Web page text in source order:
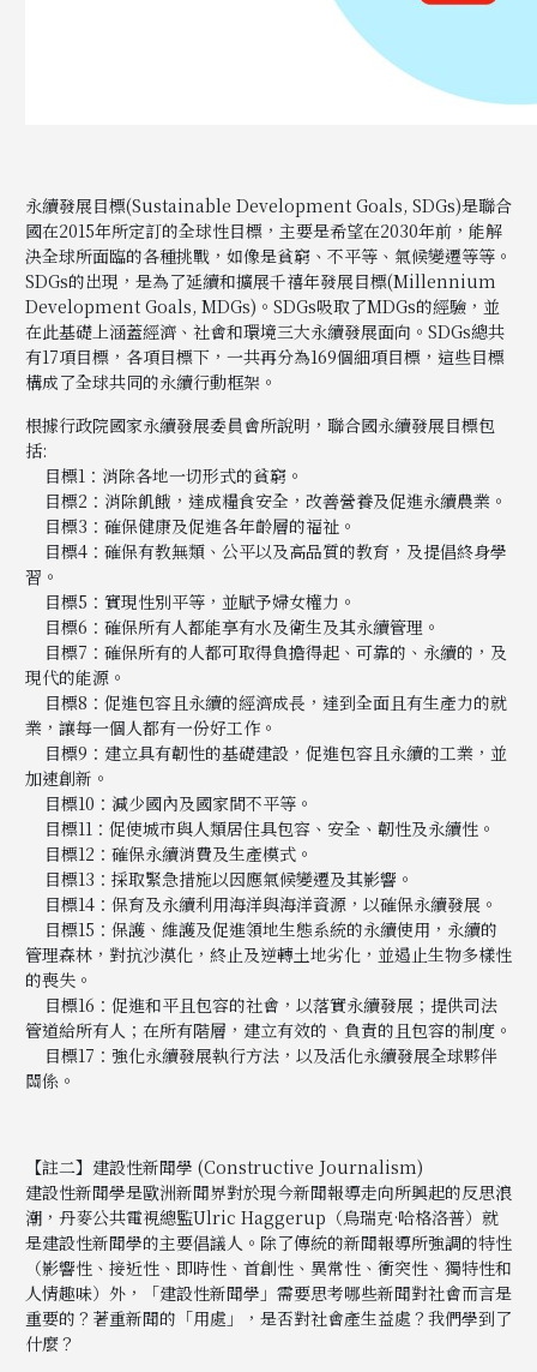
永續發展目標(Sustainable Development Goals, SDGs)是聯合
國在2015年所定訂的全球性目標，主要是希望在2030年前，能解
決全球所面臨的各種挑戰，如像是貧窮、不平等、氣候變遷等等。
SDGs的出現，是為了延續和擴展千禧年發展目標(Millennium
Development Goals, MDGs)。SDGs吸取了MDGs的經驗，並
在此基礎上涵蓋經濟、社會和環境三大永續發展面向。SDGs總共
有17項目標，各項目標下，一共再分為169個細項目標，這些目標
構成了全球共同的永續行動框架。
根據行政院國家永續發展委員會所說明，聯合國永續發展目標包
括:
目標1：消除各地一切形式的貧窮。
目標2：消除飢餓，達成糧食安全，改善營養及促進永續農業。
目標3：確保健康及促進各年齡層的福祉。
目標4：確保有教無類、公平以及高品質的教育，及提倡終身學
習。
目標5：實現性別平等，並賦予婦女權力。
目標6：確保所有人都能享有水及衛生及其永續管理。
目標7：確保所有的人都可取得負擔得起、可靠的、永續的，及
現代的能源。
目標8：促進包容且永續的經濟成長，達到全面且有生產力的就
業，讓每一個人都有一份好工作。
目標9：建立具有韌性的基礎建設，促進包容且永續的工業，並
加速創新。
目標10：減少國內及國家間不平等。
目標11：促使城市與人類居住具包容、安全、韌性及永續性。
目標12：確保永續消費及生產模式。
目標13：採取緊急措施以因應氣候變遷及其影響。
目標14：保育及永續利用海洋與海洋資源，以確保永續發展。
目標15：保護、維護及促進領地生態系統的永續使用，永續的
管理森林，對抗沙漠化，終止及逆轉土地劣化，並遏止生物多樣性
的喪失。
目標16：促進和平且包容的社會，以落實永續發展；提供司法
管道給所有人；在所有階層，建立有效的、負責的且包容的制度。
目標17：強化永續發展執行方法，以及活化永續發展全球夥伴
關係。
【註二】建設性新聞學 (Constructive Journalism)
建設性新聞學是歐洲新聞界對於現今新聞報導走向所興起的反思浪
潮，丹麥公共電視總監Ulric Haggerup（烏瑞克·哈格洛普）就
是建設性新聞學的主要倡議人。除了傳統的新聞報導所強調的特性
（影響性、接近性、即時性、首創性、異常性、衝突性、獨特性和
人情趣味）外，「建設性新聞學」需要思考哪些新聞對社會而言是
重要的？著重新聞的「用處」，是否對社會產生益處？我們學到了
什麼？